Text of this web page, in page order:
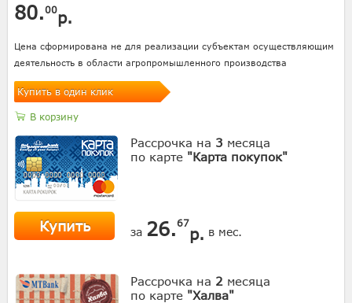
80.00р.
Цена сформирована не для реализации субъектам осуществляющим
деятельность в области агропромышленного производства
Купить в один клик
В корзину
Рассрочка на 3 месяца
по карте "Карта покупок"
Купить за 26.67
р. в мес.
Рассрочка на 2 месяца
по карте "Халва"